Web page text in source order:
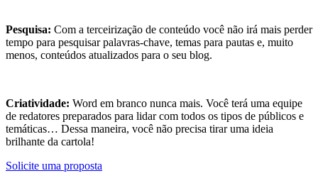
Pesquisa: Com a terceirização de conteúdo você não irá mais perder
tempo para pesquisar palavras-chave, temas para pautas e, muito
menos, conteúdos atualizados para o seu blog.
Criatividade: Word em branco nunca mais. Você terá uma equipe
de redatores preparados para lidar com todos os tipos de públicos e
temáticas… Dessa maneira, você não precisa tirar uma ideia
brilhante da cartola!
Solicite uma proposta